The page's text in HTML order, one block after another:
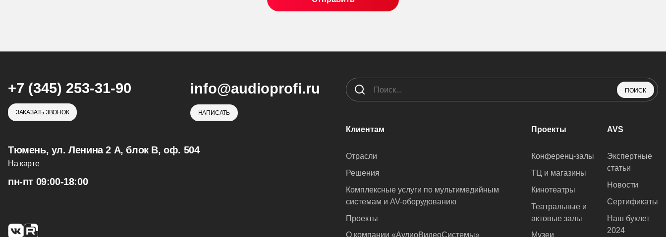
+7 (345) 253-31-90
ЗАКАЗАТЬ ЗВОНОК
info@audioprofi.ru
НАПИСАТЬ
Тюмень, ул. Ленина 2 А, блок В, оф. 504
На карте
пн-пт 09:00-18:00
ПОИСК
Клиентам
Отрасли
Решения
Комплексные услуги по мультимедийным
системам и AV-оборудованию
Проекты
О компании «АудиоВидеоСистемы»
Проекты
Конференц-залы
ТЦ и магазины
Кинотеатры
Театральные и
актовые залы
Музеи
AVS
Экспертные
статьи
Новости
Сертификаты
Наш буклет
2024